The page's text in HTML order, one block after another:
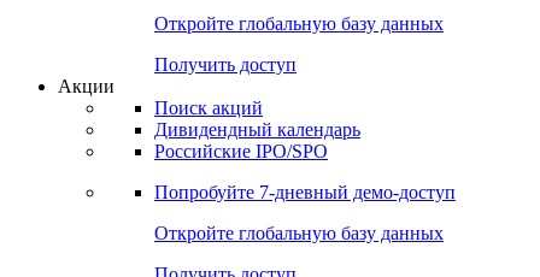
Откройте глобальную базу данных
Получить доступ
Акции
Поиск акций
Дивидендный календарь
Российские IPO/SPO
Попробуйте 7-дневный демо-доступ
Откройте глобальную базу данных